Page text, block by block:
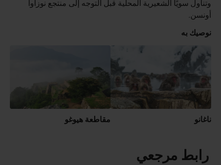
وتناول سويًا الشعيرية المحلية قبل التوجه إلى منتجع نوزاوا
أونسن.
نوصيك به
ناغانو مقاطعة هيوغو
رابط مرجعي